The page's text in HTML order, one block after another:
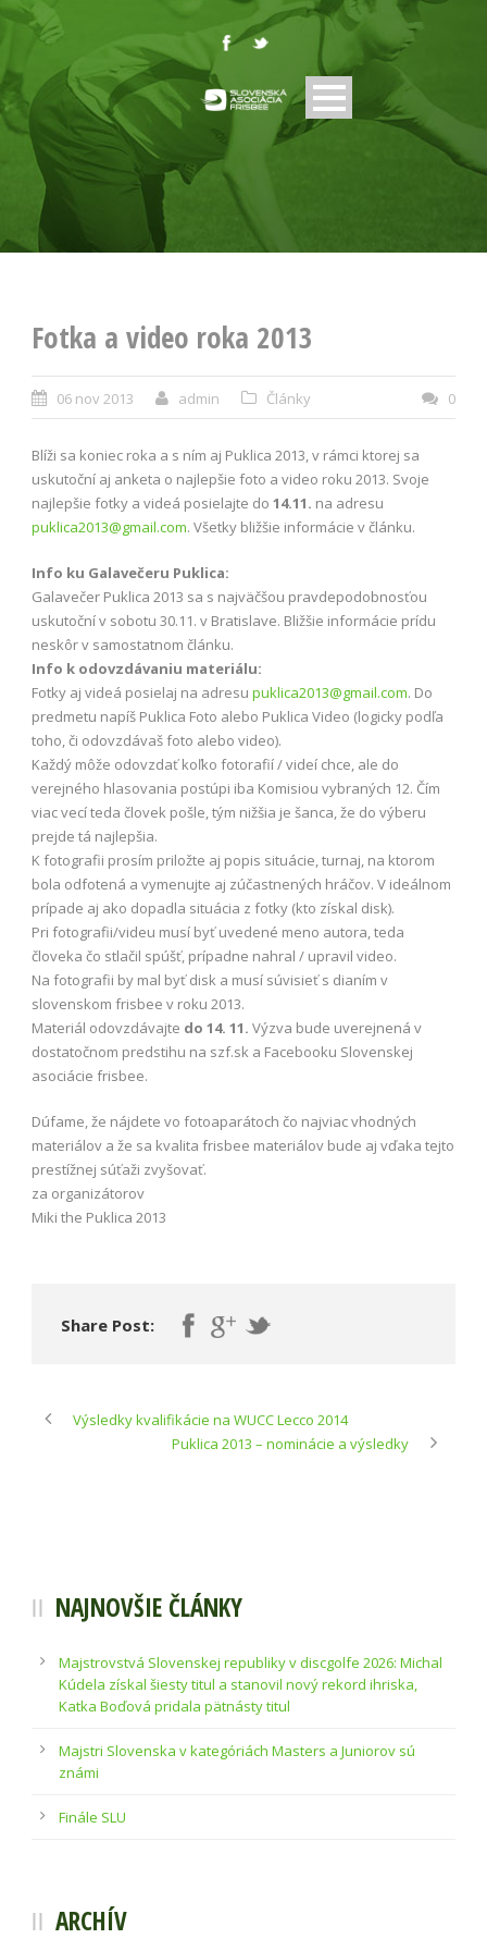
Fotka a video roka 2013
06 nov 2013 admin Články 0
Blíži sa koniec roka a s ním aj Puklica 2013, v rámci ktorej sa
uskutoční aj anketa o najlepšie foto a video roku 2013. Svoje
najlepšie fotky a videá posielajte do 14.11. na adresu
puklica2013@gmail.com. Všetky bližšie informácie v článku.
Info ku Galavečeru Puklica:
Galavečer Puklica 2013 sa s najväčšou pravdepodobnosťou
uskutoční v sobotu 30.11. v Bratislave. Bližšie informácie prídu
neskôr v samostatnom článku.
Info k odovzdávaniu materiálu:
Fotky aj videá posielaj na adresu puklica2013@gmail.com. Do
predmetu napíš Puklica Foto alebo Puklica Video (logicky podľa
toho, či odovzdávaš foto alebo video).
Každý môže odovzdať koľko fotorafií / videí chce, ale do
verejného hlasovania postúpi iba Komisiou vybraných 12. Čím
viac vecí teda človek pošle, tým nižšia je šanca, že do výberu
prejde tá najlepšia.
K fotografii prosím priložte aj popis situácie, turnaj, na ktorom
bola odfotená a vymenujte aj zúčastnených hráčov. V ideálnom
prípade aj ako dopadla situácia z fotky (kto získal disk).
Pri fotografii/videu musí byť uvedené meno autora, teda
človeka čo stlačil spúšť, prípadne nahral / upravil video.
Na fotografii by mal byť disk a musí súvisieť s dianím v
slovenskom frisbee v roku 2013.
Materiál odovzdávajte do 14. 11. Výzva bude uverejnená v
dostatočnom predstihu na szf.sk a Facebooku Slovenskej
asociácie frisbee.
Dúfame, že nájdete vo fotoaparátoch čo najviac vhodných
materiálov a že sa kvalita frisbee materiálov bude aj vďaka tejto
prestížnej súťaži zvyšovať.
za organizátorov
Miki the Puklica 2013
Share Post:
Výsledky kvalifikácie na WUCC Lecco 2014
Puklica 2013 – nominácie a výsledky
NAJNOVŠIE ČLÁNKY
Majstrovstvá Slovenskej republiky v discgolfe 2026: Michal
Kúdela získal šiesty titul a stanovil nový rekord ihriska,
Katka Boďová pridala pätnásty titul
Majstri Slovenska v kategóriách Masters a Juniorov sú
známi
Finále SLU
ARCHÍV